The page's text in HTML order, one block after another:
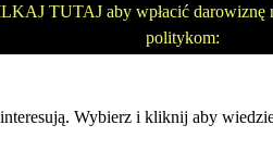
TUTAJ aby wpłacić darowiznę
politykom:
Wybierz i kliknij aby